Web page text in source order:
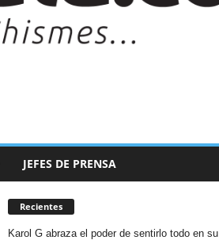
JEFES DE PRENSA
Recientes
Karol G abraza el poder de sentirlo todo en su